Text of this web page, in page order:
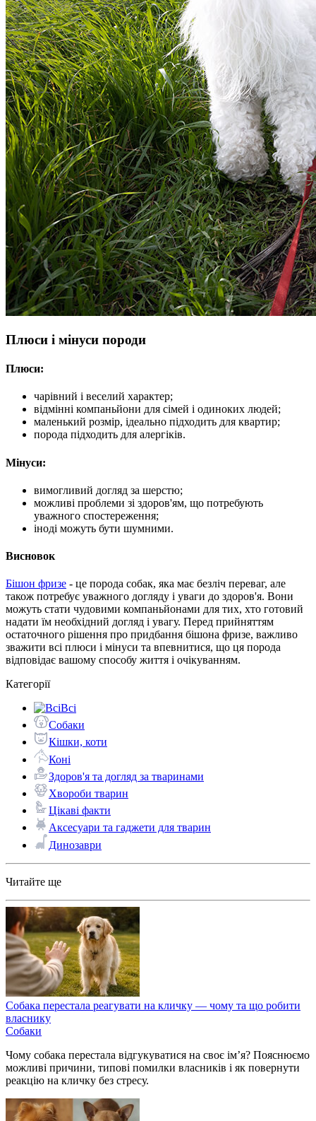
Плюси і мінуси породи
Плюси:
чарівний і веселий характер;
відмінні компаньйони для сімей і одиноких людей;
маленький розмір, ідеально підходить для квартир;
порода підходить для алергіків.
Мінуси:
вимогливий догляд за шерстю;
можливі проблеми зі здоров'ям, що потребують
уважного спостереження;
іноді можуть бути шумними.
Висновок
Бішон фризе - це порода собак, яка має безліч переваг, але
також потребує уважного догляду і уваги до здоров'я. Вони
можуть стати чудовими компаньйонами для тих, хто готовий
надати їм необхідний догляд і увагу. Перед прийняттям
остаточного рішення про придбання бішона фризе, важливо
зважити всі плюси і мінуси та впевнитися, що ця порода
відповідає вашому способу життя і очікуванням.
Категорії
Всі
Собаки
Кішки, коти
Коні
Здоров'я та догляд за тваринами
Хвороби тварин
Цікаві факти
Аксесуари та гаджети для тварин
Динозаври
Читайте ще
Собака перестала реагувати на кличку — чому та що робити
власнику
Собаки
Чому собака перестала відгукуватися на своє ім’я? Пояснюємо
можливі причини, типові помилки власників і як повернути
реакцію на кличку без стресу.